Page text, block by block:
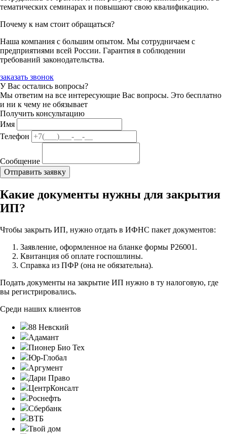
тематических семинарах и повышают свою квалификацию.
Почему к нам стоит обращаться?
Наша компания с большим опытом. Мы сотрудничаем с
предприятиями всей России. Гарантия в соблюдении
требований законодательства.
заказать звонок
У Вас остались вопросы?
Мы ответим на все интересующие Вас вопросы. Это бесплатно
и ни к чему не обязывает
Получить консультацию
Имя
Телефон
Сообщение
Какие документы нужны для закрытия
ИП?
Чтобы закрыть ИП, нужно отдать в ИФНС пакет документов:
Заявление, оформленное на бланке формы Р26001.
Квитанция об оплате госпошлины.
Справка из ПФР (она не обязательна).
Подать документы на закрытие ИП нужно в ту налоговую, где
вы регистрировались.
Среди наших клиентов
88 Невский
Адамант
Пионер Био Тех
Юр-Глобал
Аргумент
Дари Право
ЦентрКонсалт
Роснефть
Сбербанк
ВТБ
Твой дом